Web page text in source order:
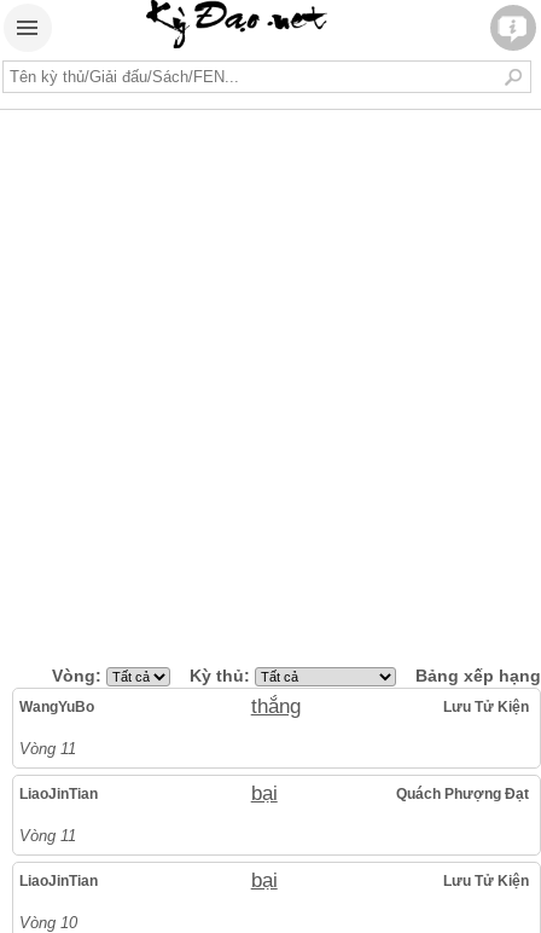
Vòng: Kỳ thủ: Bảng xếp hạng
WangYuBo thắng Lưu Tử Kiện
Vòng 11
LiaoJinTian bại Quách Phượng Đạt
Vòng 11
LiaoJinTian bại Lưu Tử Kiện
Vòng 10